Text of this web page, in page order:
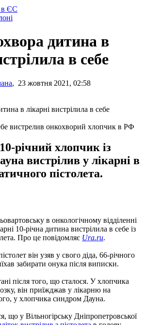
в ЄС
дитина в
в себе
, 23 жовтня 2021, 02:58
вистрелив онкохворий хлопчик в РФ
річний хлопчик із
вистрілив у лікарні в
пістолета.
в онкологічному відділенні
10-річна дитина вистрілила в себе із
Про це повідомляє Ura.ru.
він узяв у свого діда, 66-річного
забирати онука після виписки.
після того, що сталося. У хлопчика
він приїжджав у лікарню на
у хлопчика синдром Дауна.
що у Вільногірську Дніпропетровської